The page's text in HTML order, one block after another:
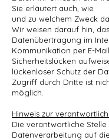
Sie erläutert auch, wie
und zu welchem Zweck
Wir weisen darauf hin,
Datenübertragung im
Kommunikation per E-
Sicherheitslücken
lückenloser Schutz der
Zugriff durch Dritte ist
möglich.
Hinweis zur
Die verantwortliche Stelle
Datenverarbeitung auf